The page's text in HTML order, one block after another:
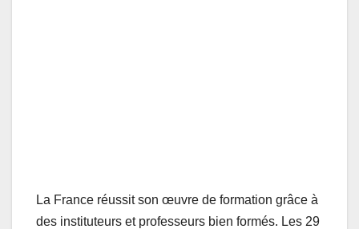
La France réussit son œuvre de formation grâce à
des instituteurs et professeurs bien formés. Les 29